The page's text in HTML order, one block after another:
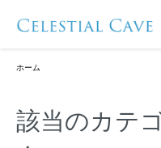
ホーム
該当のカテ